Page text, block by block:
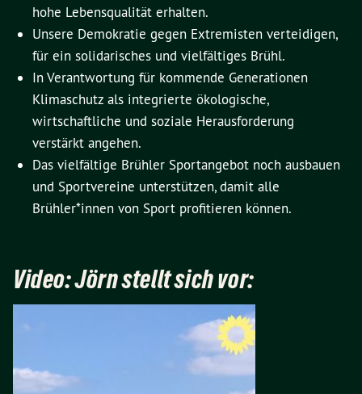
hohe Lebensqualität erhalten.
Unsere Demokratie gegen Extremisten verteidigen,
für ein solidarisches und vielfältiges Brühl.
In Verantwortung für kommende Generationen
Klimaschutz als integrierte ökologische,
wirtschaftliche und soziale Herausforderung
verstärkt angehen.
Das vielfältige Brühler Sportangebot noch ausbauen
und Sportvereine unterstützen, damit alle
Brühler*innen von Sport profitieren können.
Video: Jörn stellt sich vor: